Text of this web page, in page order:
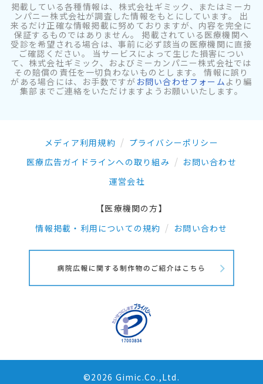
掲載している各種情報は、株式会社ギミック、またはミーカ
ンパニー株式会社が調査した情報をもとにしています。 出
来るだけ正確な情報掲載に努めておりますが、内容を完全に
保証するものではありません。 掲載されている医療機関へ
受診を希望される場合は、事前に必ず該当の医療機関に直接
ご確認ください。 当サービスによって生じた損害につい
て、株式会社ギミック、およびミーカンパニー株式会社では
その賠償の責任を一切負わないものとします。 情報に誤り
がある場合には、お手数ですが お問い合わせフォーム より編
集部までご連絡をいただけますようお願いいたします。
メディア利用規約
プライバシーポリシー
医療広告ガイドラインへの取り組み
お問い合わせ
運営会社
【医療機関の方】
情報掲載・利用についての規約
お問い合わせ
©2026 Gimic.Co.,Ltd.